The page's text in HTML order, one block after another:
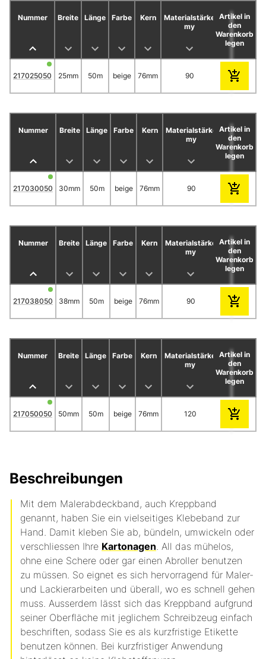
Nummer Breite Länge Farbe Kern
Materialstärke
my
Rollen/
Artikel in
den
Warenkorb
legen
217025050 25mm 50m beige 76mm 90
Nummer Breite Länge Farbe Kern
Materialstärke
my
Rollen/
Artikel in
den
Warenkorb
legen
217030050 30mm 50m beige 76mm 90
Nummer Breite Länge Farbe Kern
Materialstärke
my
Rollen/
Artikel in
den
Warenkorb
legen
217038050 38mm 50m beige 76mm 90
Nummer Breite Länge Farbe Kern
Materialstärke
my
Rollen/
Artikel in
den
Warenkorb
legen
217050050 50mm 50m beige 76mm 120
Beschreibungen
Mit dem Malerabdeckband, auch Kreppband
genannt, haben Sie ein vielseitiges Klebeband zur
Hand. Damit kleben Sie ab, bündeln, umwickeln oder
verschliessen Ihre Kartonagen. All das mühelos,
ohne eine Schere oder gar einen Abroller benutzen
zu müssen. So eignet es sich hervorragend für Maler-
und Lackierarbeiten und überall, wo es schnell gehen
muss. Ausserdem lässt sich das Kreppband aufgrund
seiner Oberfläche mit jeglichem Schreibzeug einfach
beschriften, sodass Sie es als kurzfristige Etikette
benutzen können. Bei kurzfristiger Anwendung